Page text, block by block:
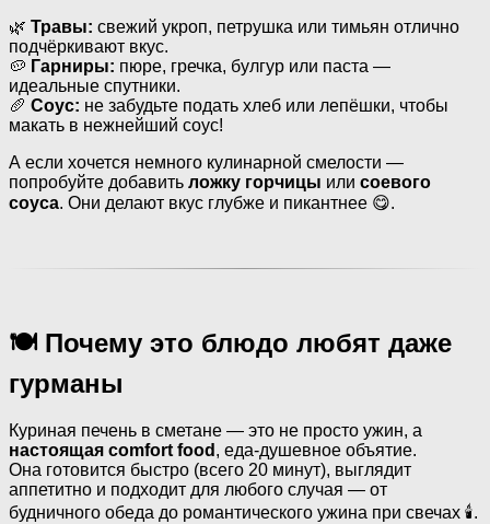
🌿 Травы: свежий укроп, петрушка или тимьян отлично
подчёркивают вкус.
🥔 Гарниры: пюре, гречка, булгур или паста —
идеальные спутники.
🥖 Соус: не забудьте подать хлеб или лепёшки, чтобы
макать в нежнейший соус!
А если хочется немного кулинарной смелости —
попробуйте добавить ложку горчицы или соевого
соуса. Они делают вкус глубже и пикантнее 😋.
🍽 Почему это блюдо любят даже
гурманы
Куриная печень в сметане — это не просто ужин, а
настоящая comfort food , еда-душевное объятие.
Она готовится быстро (всего 20 минут), выглядит
аппетитно и подходит для любого случая — от
будничного обеда до романтического ужина при свечах 🕯️.